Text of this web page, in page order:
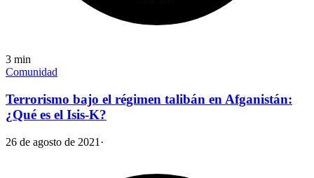
3 min
Comunidad
Terrorismo bajo el régimen talibán en Afganistán:
¿Qué es el Isis-K?
26 de agosto de 2021 ·